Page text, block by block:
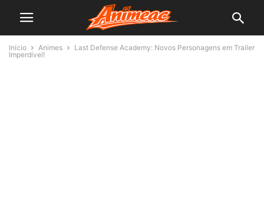
Início Animes
Last Defense Academy: Novos Personagens em Trailer
Imperdível!